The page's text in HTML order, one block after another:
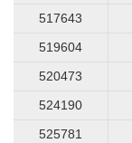
517643
519604
520473
524190
525781